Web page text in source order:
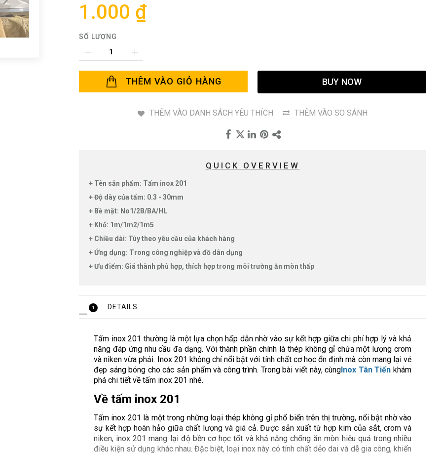
1.000 ₫
SỐ LƯỢNG
THÊM VÀO GIỎ HÀNG BUY NOW
THÊM VÀO DANH SÁCH YÊU THÍCH THÊM VÀO SO SÁNH
QUICK OVERVIEW
+ Tên sản phẩm: Tấm inox 201
+ Độ dày của tấm: 0.3 - 30mm
+ Bề mặt: No1/2B/BA/HL
+ Khổ: 1m/1m2/1m5
+ Chiều dài: Tùy theo yêu cầu của khách hàng
+ Ứng dụng: Trong công nghiệp và đồ dân dụng
+ Ưu điểm: Giá thành phù hợp, thích hợp trong môi trường ăn mòn thấp
1 DETAILS
Tấm inox 201 thường là một lựa chọn hấp dẫn nhờ vào sự kết hợp giữa chi phí hợp lý và khả
năng đáp ứng nhu cầu đa dạng. Với thành phần chính là thép không gỉ chứa một lượng crom
và niken vừa phải. Inox 201 không chỉ nổi bật với tính chất cơ học ổn định mà còn mang lại vẻ
đẹp sáng bóng cho các sản phẩm và công trình. Trong bài viết này, cùng Inox Tân Tiến khám
phá chi tiết về tấm inox 201 nhé.
Về tấm inox 201
Tấm inox 201 là một trong những loại thép không gỉ phổ biến trên thị trường, nổi bật nhờ vào
sự kết hợp hoàn hảo giữa chất lượng và giá cả. Được sản xuất từ hợp kim của sắt, crom và
niken, inox 201 mang lại độ bền cơ học tốt và khả năng chống ăn mòn hiệu quả trong nhiều
điều kiện sử dụng khác nhau. Đặc biệt, loại inox này có tính chất dẻo dai và dễ gia công, khiến